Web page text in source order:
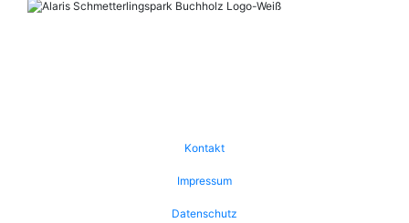
Kontakt
Impressum
Datenschutz